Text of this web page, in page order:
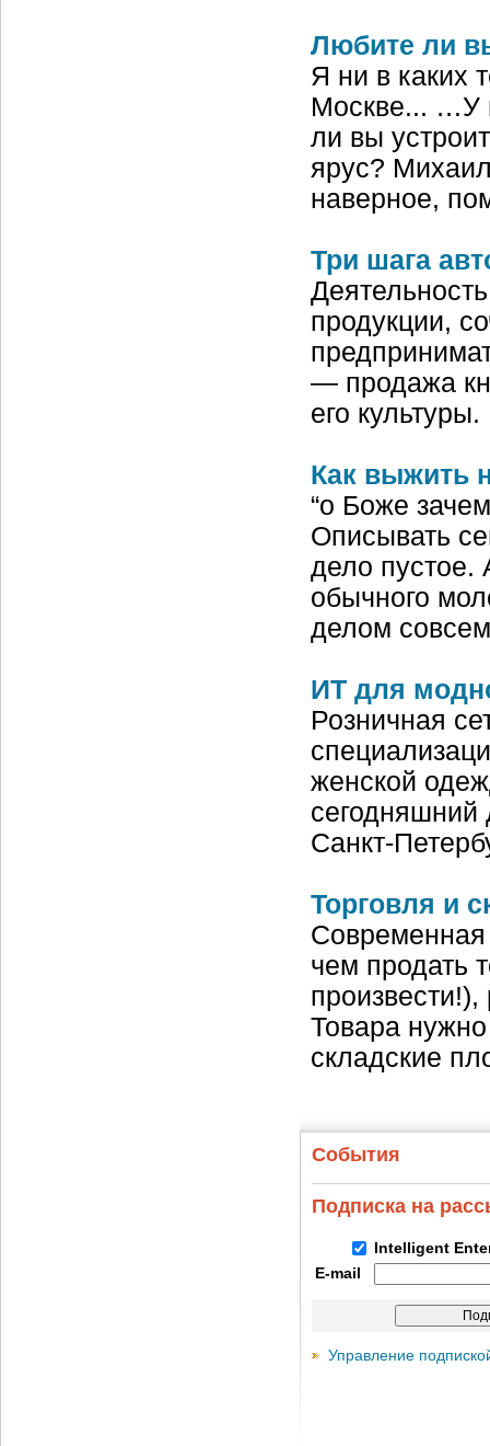
Любите ли
Я ни в каких
Москве... …У
ли вы
ярус?
наверное,
Три шага
продукции,
— продажа
его
Как выжить
“о Боже
Описывать
дело пустое.
обычного
делом
ИТ для
Розничная
женской
сегодняшний
Санкт-
Торговля и
чем продать
Товара нужно
складские
События
Подписка на
Intelligent
E-mail
Управление